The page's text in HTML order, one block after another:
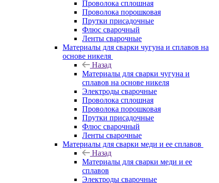
Проволока сплошная
Проволока порошковая
Прутки присадочные
Флюс сварочный
Ленты сварочные
Материалы для сварки чугуна и сплавов на
основе никеля
Назад
Материалы для сварки чугуна и
сплавов на основе никеля
Электроды сварочные
Проволока сплошная
Проволока порошковая
Прутки присадочные
Флюс сварочный
Ленты сварочные
Материалы для сварки меди и ее сплавов
Назад
Материалы для сварки меди и ее
сплавов
Электроды сварочные